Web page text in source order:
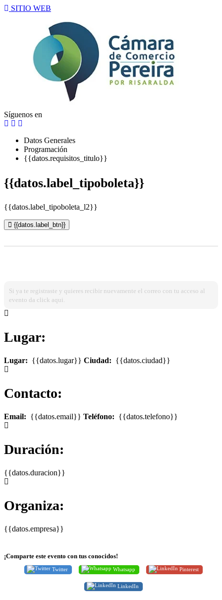
SITIO WEB
Síguenos en
Datos Generales
Programación
{{datos.requisitos_titulo}}
{{datos.label_tipoboleta}}
{{datos.label_tipoboleta_l2}}
{{datos.label_btn}}
Si ya te registraste y quieres recibir nuevamente el correo con tu acceso al
evento da click aqui.
Lugar:
Lugar: {{datos.lugar}} Ciudad: {{datos.ciudad}}
Contacto:
Email: {{datos.email}} Teléfono: {{datos.telefono}}
Duración:
{{datos.duracion}}
Organiza:
{{datos.empresa}}
¡Comparte este evento con tus conocidos!
Twitter Whatsapp Pinterest
LinkedIn